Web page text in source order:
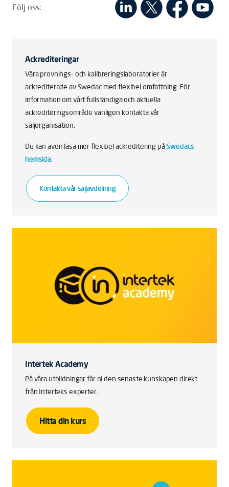
Följ oss:
Ackrediteringar
Våra provnings- och kalibreringslaboratorier är
ackrediterade av Swedac med flexibel omfattning. För
information om vårt fullständiga och aktuella
ackrediteringsområde vänligen kontakta vår
säljorganisation.
Du kan även läsa mer flexibel ackreditering påSwedacs
hemsida.
Kontakta vår säljavdelning
Intertek Academy
På våra utbildningar får ni den senaste kunskapen direkt
från Interteks experter.
Hitta din kurs